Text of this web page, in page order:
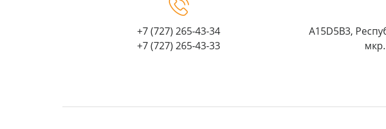
+7 (727) 265-43-34
+7 (727) 265-43-33
A15D5B3,